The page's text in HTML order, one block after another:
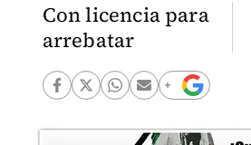
Con licencia para
arrebatar